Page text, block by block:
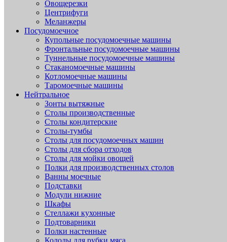
Овощерезки
Центрифуги
Меланжеры
Посудомоечное
Купольные посудомоечные машины
Фронтальные посудомоечные машины
Туннельные посудомоечные машины
Стаканомоечные машины
Котломоечные машины
Таромоечные машины
Нейтральное
Зонты вытяжные
Столы производственные
Столы кондитерские
Столы-тумбы
Столы для посудомоечных машин
Столы для сбора отходов
Столы для мойки овощей
Полки для производственных столов
Ванны моечные
Подставки
Модули нижние
Шкафы
Стеллажи кухонные
Подтоварники
Полки настенные
Колоды для рубки мяса